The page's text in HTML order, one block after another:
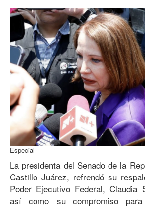
Especial
La presidenta del Senado de la
Castillo Juárez, refrendó su
Poder Ejecutivo Federal, Claudia
así como su compromiso